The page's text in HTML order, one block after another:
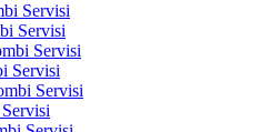
Servisi
Servisi
Servisi
Servisi
Servisi